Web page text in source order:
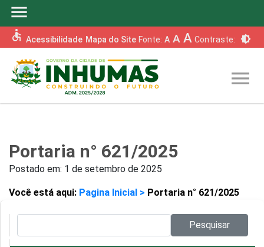
menu
accessible Acessibilidade Mapa do Site Fonte: A A A Contraste: brightness_6
menu
Portaria n° 621/2025
Postado em: 1 de setembro de 2025
Você está aqui: Pagina Inicial > Portaria n° 621/2025
Pesquisar